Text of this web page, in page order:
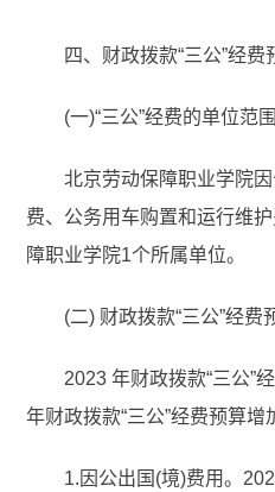
四、财政拨款“三公”经费
(一)“三公”经费的单位范围
北京劳动保障职业学院
费、公务用车购置和运行维
障职业学院1个所属单位。
(二) 财政拨款“三公”经费
2023 年财政拨款“三公”
年财政拨款“三公”经费预算增
1.因公出国(境)费用。